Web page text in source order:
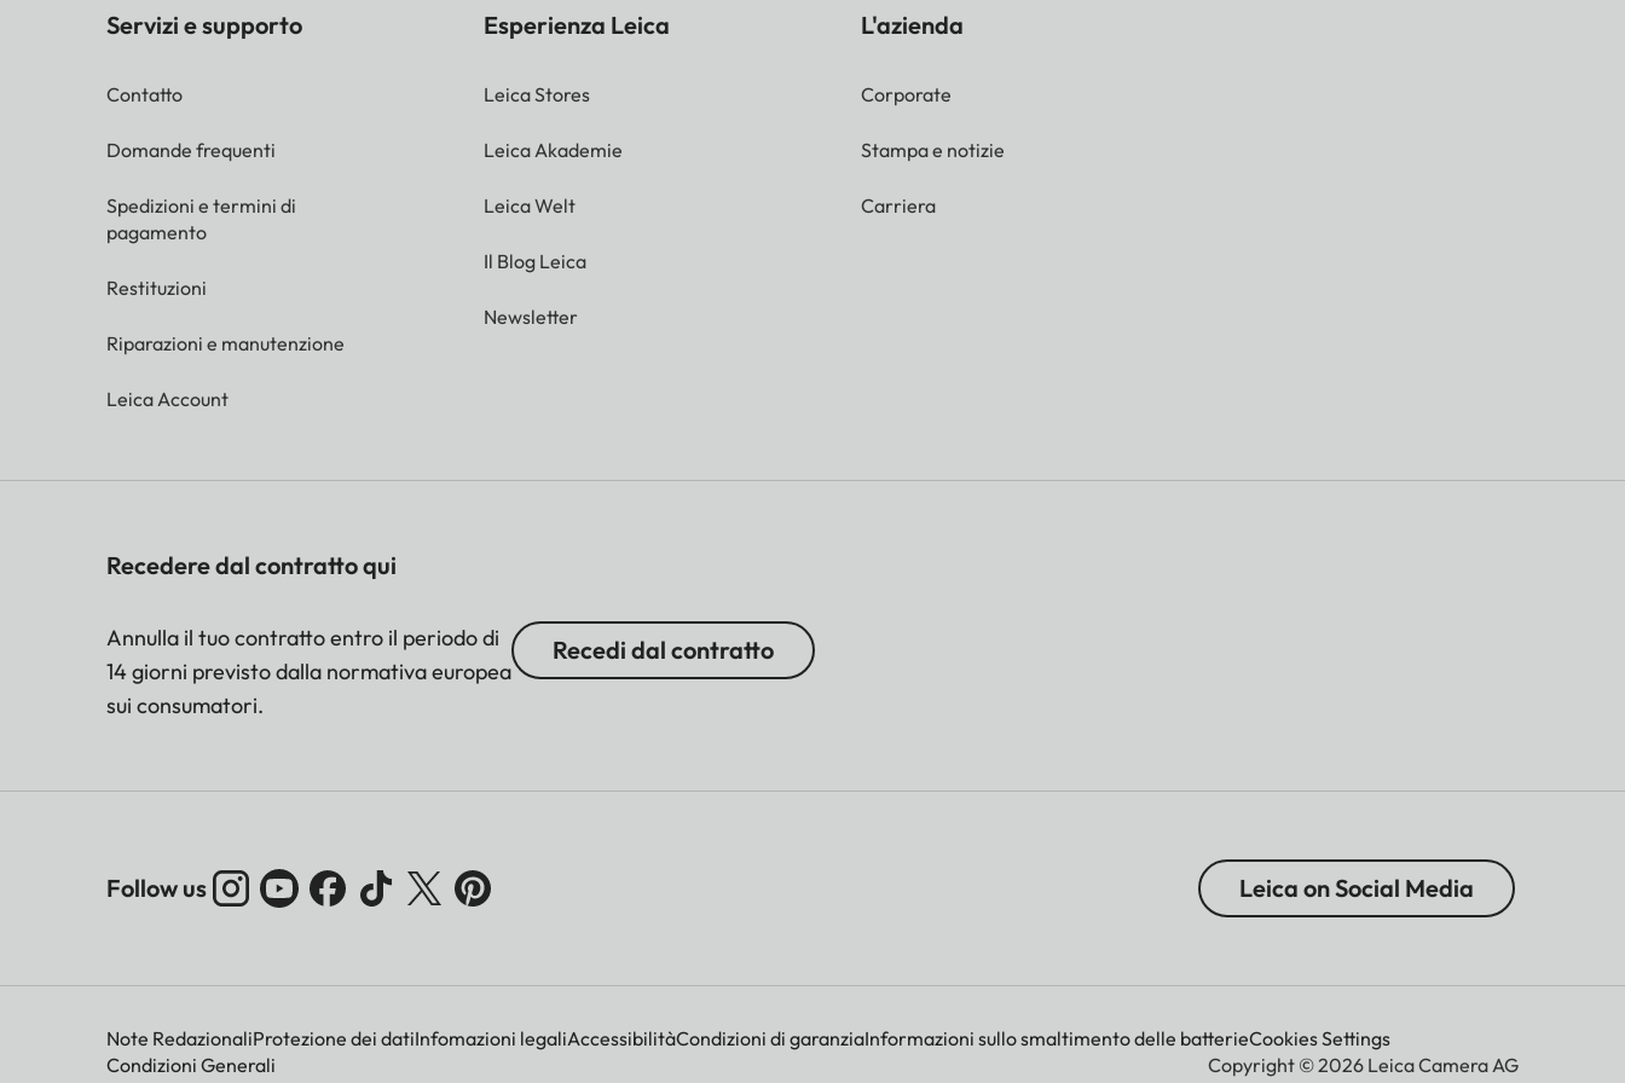
Servizi e supporto
Contatto
Domande frequenti
Spedizioni e termini di
pagamento
Restituzioni
Riparazioni e manutenzione
Leica Account
Esperienza Leica
Leica Stores
Leica Akademie
Leica Welt
Il Blog Leica
Newsletter
L'azienda
Corporate
Stampa e notizie
Carriera
Recedere dal contratto qui
Annulla il tuo contratto entro il periodo di
14 giorni previsto dalla normativa europea
sui consumatori.
Recedi dal contratto
Follow us Leica on Social Media
Note RedazionaliProtezione dei datiInfomazioni legaliAccessibilitàCondizioni di garanziaInformazioni sullo smaltimento delle batterieCookies Settings
Condizioni Generali
Copyright © 2026 Leica Camera AG